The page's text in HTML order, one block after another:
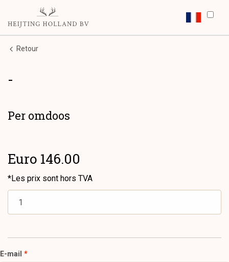
Retour
-
Per omdoos
Euro 146.00
*Les prix sont hors TVA
E-mail